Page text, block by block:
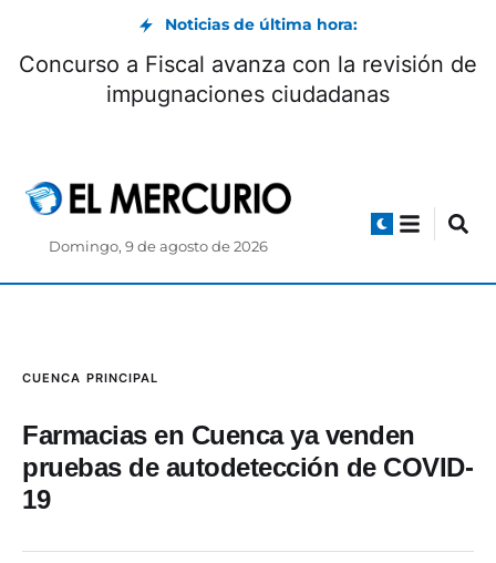
Noticias de última hora:
Enner Valencia es nuevo jugador de Boca
Juniors hasta 2027
Domingo, 9 de agosto de 2026
CUENCA PRINCIPAL
Farmacias en Cuenca ya venden
pruebas de autodetección de COVID-
19